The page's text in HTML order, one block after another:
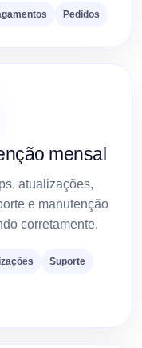
Pedidos
mensal
atualizações,
e manutenção
corretamente.
Suporte